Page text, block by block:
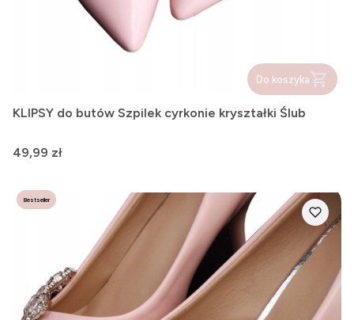
Do koszyka
KLIPSY do butów Szpilek cyrkonie kryształki Ślub
Cena
49,99 zł
Bestseller